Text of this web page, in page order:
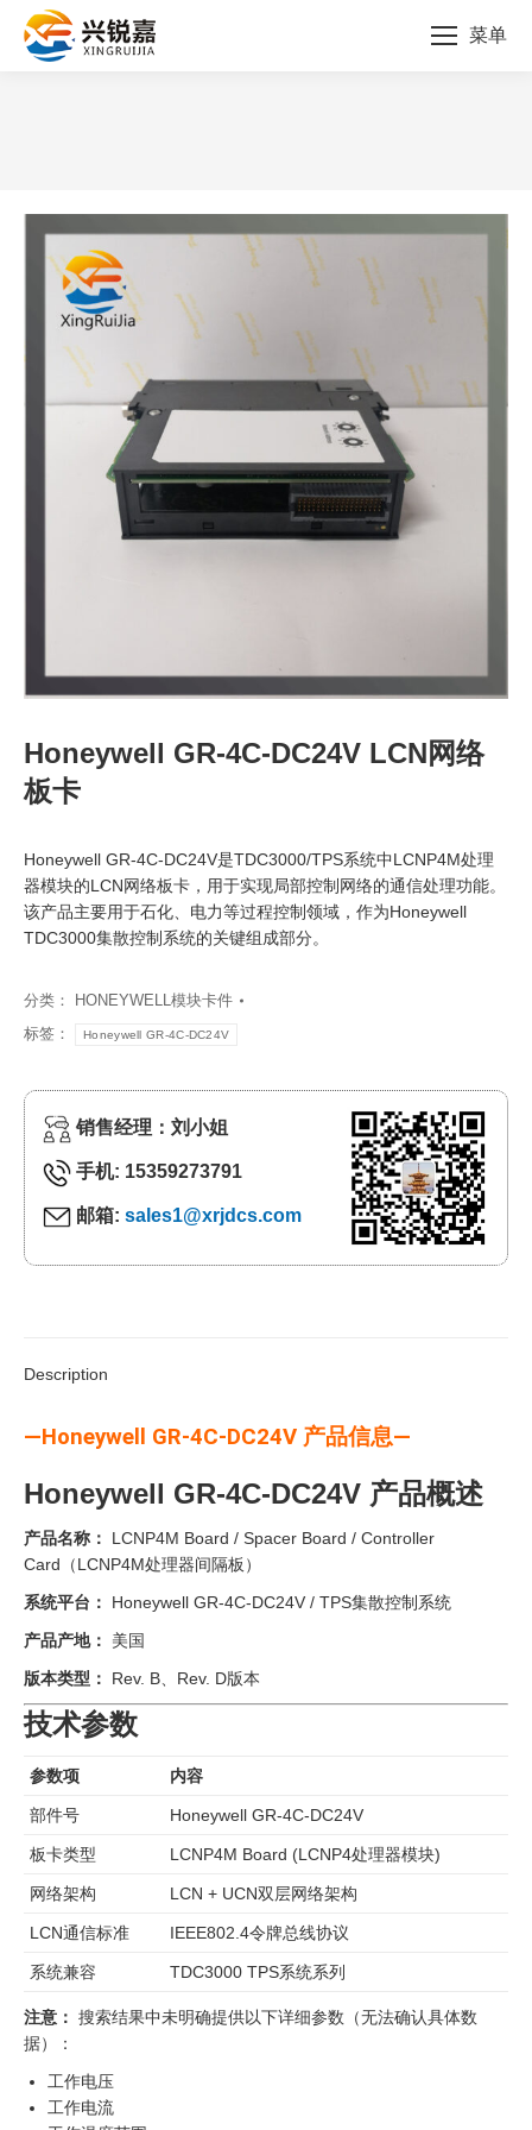
菜单
Honeywell GR-4C-DC24V LCN网络
板卡
Honeywell GR-4C-DC24V是TDC3000/TPS系统中LCNP4M处理
器模块的LCN网络板卡，用于实现局部控制网络的通信处理功能。
该产品主要用于石化、电力等过程控制领域，作为Honeywell
TDC3000集散控制系统的关键组成部分。
分类：
HONEYWELL模块卡件
标签：
Honeywell GR-4C-DC24V
销售经理：刘小姐
手机: 15359273791
邮箱: sales1@xrjdcs.com
Description
—Honeywell GR-4C-DC24V 产品信息—
Honeywell GR-4C-DC24V 产品概述
产品名称：
LCNP4M Board / Spacer Board / Controller
Card（LCNP4M处理器间隔板）
系统平台：
Honeywell GR-4C-DC24V / TPS集散控制系统
产品产地：
美国
版本类型：
Rev. B、Rev. D版本
技术参数
参数项 内容
部件号 Honeywell GR-4C-DC24V
板卡类型 LCNP4M Board (LCNP4处理器模块)
网络架构 LCN + UCN双层网络架构
LCN通信标准 IEEE802.4令牌总线协议
系统兼容 TDC3000 TPS系统系列
注意： 搜索结果中未明确提供以下详细参数（无法确认具体数
据）：
工作电压
工作电流